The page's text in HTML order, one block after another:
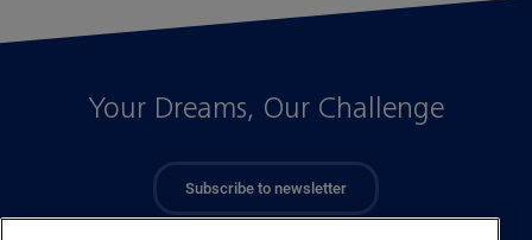
Your Dreams, Our Challenge
Subscribe to newsletter